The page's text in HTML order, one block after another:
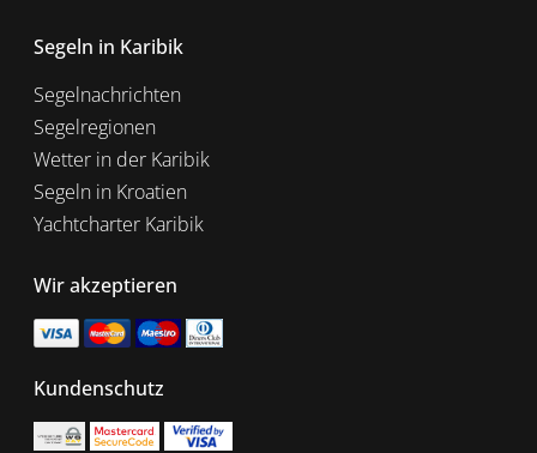
Segeln in Karibik
Segelnachrichten
Segelregionen
Wetter in der Karibik
Segeln in Kroatien
Yachtcharter Karibik
Wir akzeptieren
Kundenschutz